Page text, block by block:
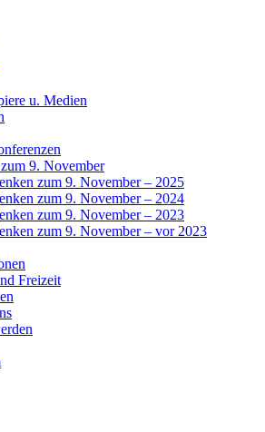
u. Medien
9. November
zum 9. November – 2025
zum 9. November – 2024
zum 9. November – 2023
zum 9. November – vor 2023
Freizeit